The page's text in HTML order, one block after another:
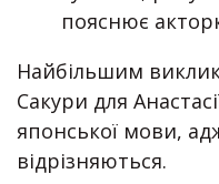
пояснює
Найбільшим
Сакури для
японської мови,
відрізняються.